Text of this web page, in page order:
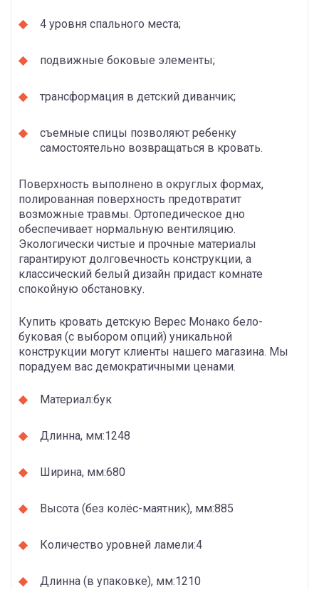
4 уровня спального места;
подвижные боковые элементы;
трансформация в детский диванчик;
съемные спицы позволяют ребенку
самостоятельно возвращаться в кровать.
Поверхность выполнено в округлых формах,
полированная поверхность предотвратит
возможные травмы. Ортопедическое дно
обеспечивает нормальную вентиляцию.
Экологически чистые и прочные материалы
гарантируют долговечность конструкции, а
классический белый дизайн придаст комнате
спокойную обстановку.
Купить кровать детскую Верес Монако бело-
буковая (с выбором опций) уникальной
конструкции могут клиенты нашего магазина. Мы
порадуем вас демократичными ценами.
Материал:бук
Длинна, мм:1248
Ширина, мм:680
Высота (без колёс-маятник), мм:885
Количество уровней ламели:4
Длинна (в упаковке), мм:1210